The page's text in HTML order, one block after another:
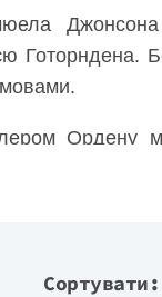
Джонсона
Готорндена.
мовами.
Ордену
Сортувати: